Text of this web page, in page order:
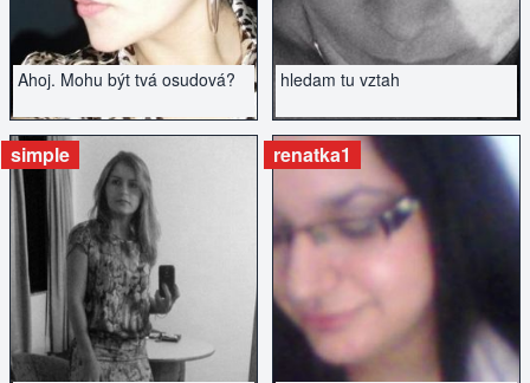
Ahoj. Mohu být tvá osudová? hledam tu vztah
simple
ZOBRAZIT INZERÁT
renatka1
ZOBRAZIT INZERÁT